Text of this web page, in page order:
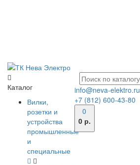
Каталог
Вилки,
розетки и
устройства
промышленные
и
специальные
info@neva-elektro.ru
+7 (812) 600-43-80
0
0 р.